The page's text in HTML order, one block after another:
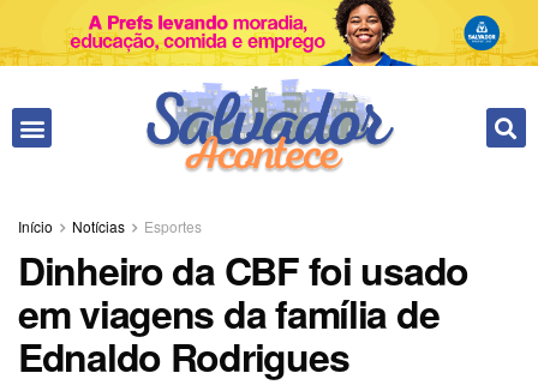
Início Notícias Esportes
Dinheiro da CBF foi usado
em viagens da família de
Ednaldo Rodrigues